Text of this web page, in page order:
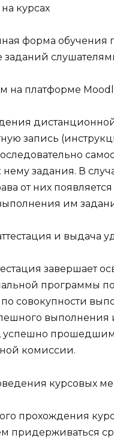
курсах
форма обучения
на платформе
запись
нему задания. В
от них
им
и выдача
завершает
программы
совокупности
выполнения
успешно прошедшим
комиссии.
курсовых
прохождения
придерживаться